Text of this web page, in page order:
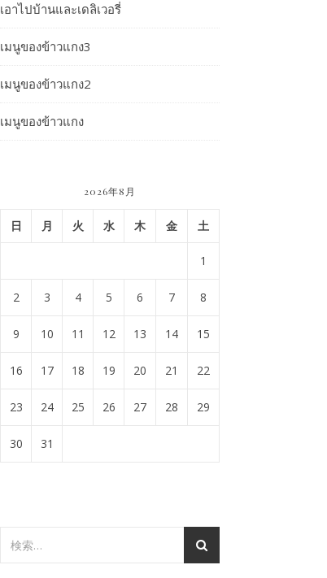
เอาไปบ้านและเดลิเวอรี่
เมนูของข้าวแกง3
เมนูของข้าวแกง2
เมนูของข้าวแกง
2026年8月
日 月 火 水 木 金 土
1
2 3 4 5 6 7 8
9 10 11 12 13 14 15
16 17 18 19 20 21 22
23 24 25 26 27 28 29
30 31